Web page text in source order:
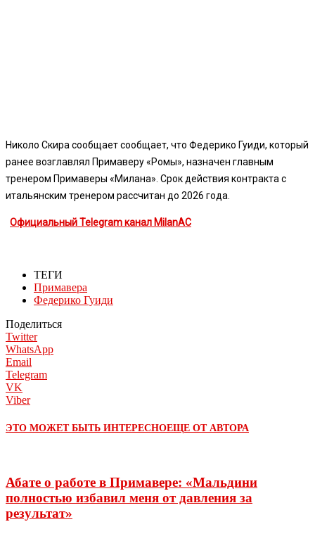
Николо Скира сообщает сообщает, что Федерико Гуиди, который
ранее возглавлял Примаверу «Ромы», назначен главным
тренером Примаверы «Милана». Срок действия контракта с
итальянским тренером рассчитан до 2026 года.
Официальный Telegram канал MilanAC
ТЕГИ
Примавера
Федерико Гуиди
Поделиться
Twitter
WhatsApp
Email
Telegram
VK
Viber
ЭТО МОЖЕТ БЫТЬ ИНТЕРЕСНОЕЩЕ ОТ АВТОРА
Абате о работе в Примавере: «Мальдини
полностью избавил меня от давления за
результат»